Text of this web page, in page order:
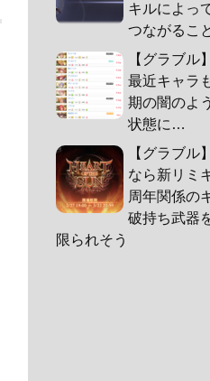
キルによっ
つながるこ
【グラブル
最近キャラ
期の闇のよ
状態に…
【グラブル
なら新リミ
周年関係の
破持ち武器
限られそう